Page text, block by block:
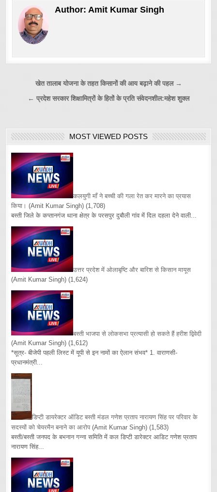
Author: Amit Kumar Singh
navigation
खेत तालाब योजना के तहत किसानों की आय बढ़ाने की पहल →
← प्रदेश सरकार शिक्षामित्रों के हितों के प्रति संवेदनशील:महेश शुक्ल
MOST VIEWED POSTS
कलयुगी माँ ने बच्ची की गला रेत कर मारने का प्रयास
किया। (Amit Kumar Singh) (1,708)
बस्ती जिले के कप्तानगंज थाना क्षेत्र के परसपुर दुबौली गांव में दिल दहला देने वाली...
उत्तर प्रदेश में ओलाबृष्टि और बारिश से किसान मायूस
(Amit Kumar Singh) (1,624)
बस्ती भाजपा से लोकसभा प्रत्यासी हो सकते हैं हरीश द्विवेदी
(Amit Kumar Singh) (1,612)
*सूत्र- बीजेपी पहली लिस्ट में यूपी से इन नामों का ऐलान संभव* 1. वाराणसी-
प्रधानमंत्री...
डिप्टी डायरेक्टर ऑडिट बस्ती मंडल गणेश प्रताप नारायण सिंह पर परिवार के
सदस्यों को चेयरमैन बनाने का आरोप (Amit Kumar Singh) (1,583)
बस्ती/बस्ती जनपद के बभनान गन्ना समिति में कल डिप्टी डारेक्टर आडिट गणेश प्रताप
नारायण सिंह...